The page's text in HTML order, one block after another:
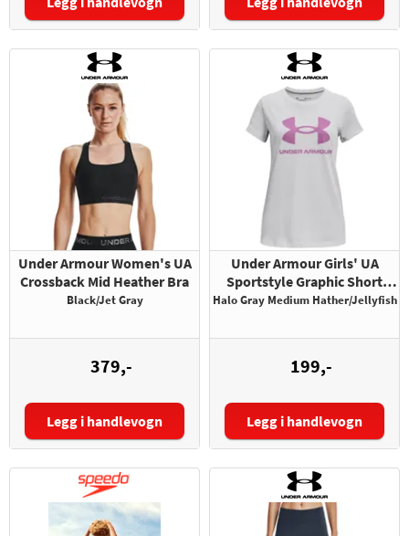
Størrelse: Størrelse:
Under Armour Women's UA
Crossback Mid Heather Bra
Black/Jet Gray
379,-
Størrelse:
Legg i handlevogn
Under Armour Girls' UA
Sportstyle Graphic Short
Sleeve
Halo Gray Medium Hather/Jellyfish
199,-
Legg i handlevogn